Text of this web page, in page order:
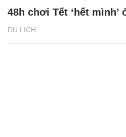
DU LỊCH
48h chơi Tết ‘hết mình’